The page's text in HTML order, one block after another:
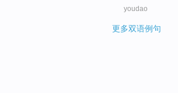
youdao
更多双语例句